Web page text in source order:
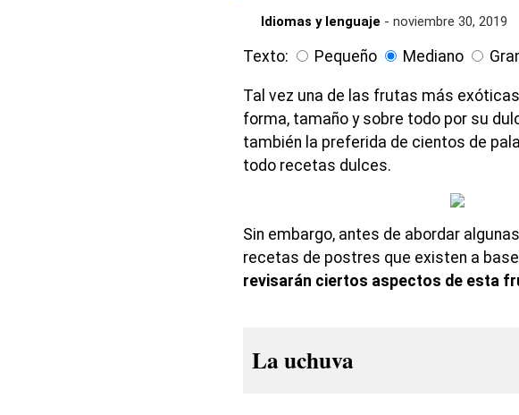
Idiomas y lenguaje - noviembre 30, 2019
Texto: Pequeño Mediano
Tal vez una de las frutas más
forma, tamaño y sobre todo por su
también la preferida de cientos de
todo recetas dulces.
Sin embargo, antes de abordar
recetas de postres que existen a
revisarán ciertos aspectos de esta
La uchuva